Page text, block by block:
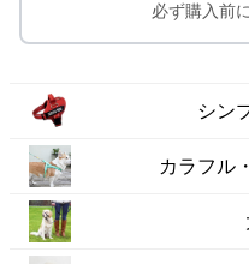
必ず購入前
シン
カラフル